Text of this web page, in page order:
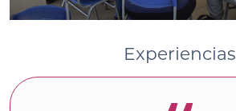
Experiencias